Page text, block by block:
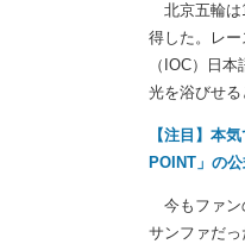
北京五輪は
得した。レ
（IOC）日
光を浴びせ
【注目】本
POINT」の
今もファン
サンファだ